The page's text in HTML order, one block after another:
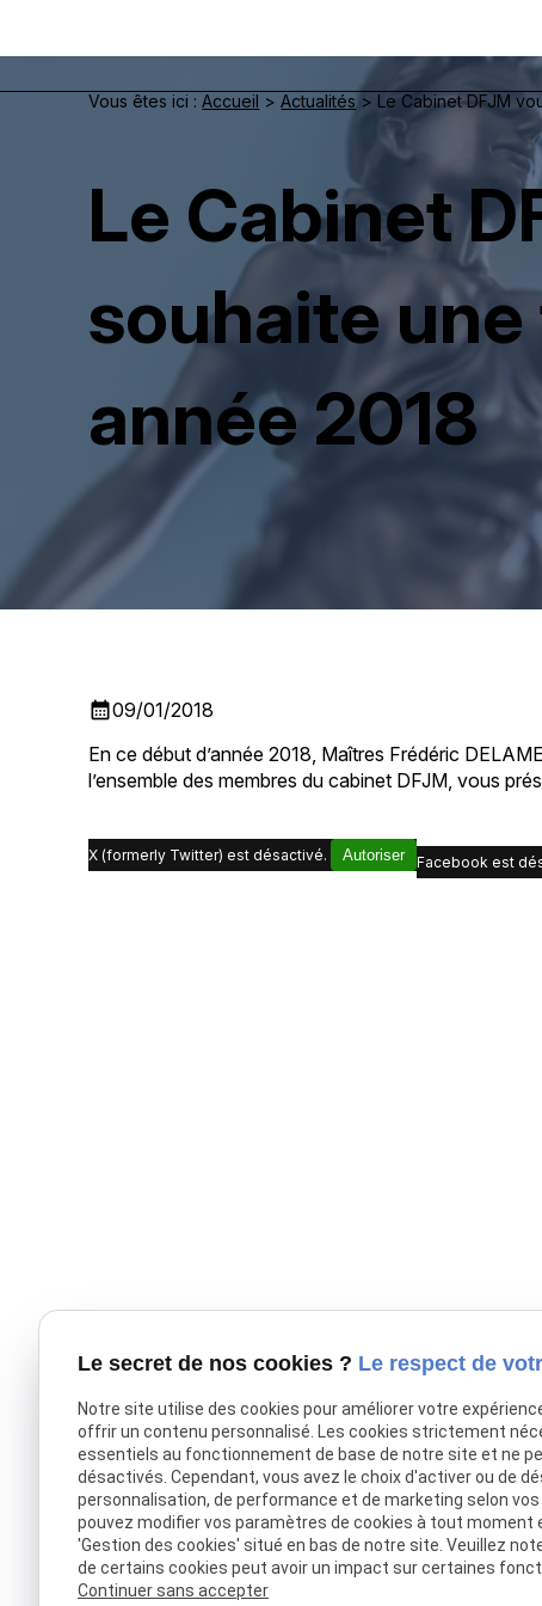
Vous êtes ici : Accueil >Actualités > Le Cabinet DFJM
Le Cabinet
souhaite
année 2018
calendar_month09/01/2018
En ce début d’année 2018, Maîtres Frédéric
l’ensemble des membres du cabinet DFJM, vous
X (formerly Twitter) est désactivé. Autoriser Facebook est
Cabinet DFJM, avocats en droit
pénal, social, civil et familial,
intervenant à Versailles et sa
région.
Le secret de nos cookies ? Le respect de
Notre site utilise des cookies pour améliorer votre
offrir un contenu personnalisé. Les cookies strictement
essentiels au fonctionnement de base de notre site et ne
désactivés. Cependant, vous avez le choix d'activer ou de
personnalisation, de performance et de marketing selon
pouvez modifier vos paramètres de cookies à tout moment
'Gestion des cookies' situé en bas de notre site. Veuillez
de certains cookies peut avoir un impact sur certaines
Continuer sans accepter